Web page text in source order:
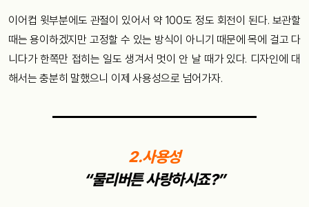
이어컵 윗부분에도 관절이 있어서 약 100도 정도 회전이 된다. 보관할
때는 용이하겠지만 고정할 수 있는 방식이 아니기 때문에 목에 걸고 다
니다가 한쪽만 접히는 일도 생겨서 멋이 안 날 때가 있다. 디자인에 대
해서는 충분히 말했으니 이제 사용성으로 넘어가자.
2.사용성
“물리버튼 사랑하시죠?”